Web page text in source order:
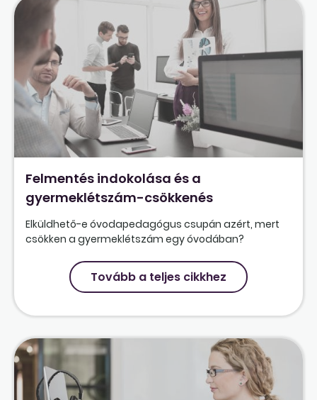
Felmentés indokolása és a
gyermeklétszám-csökkenés
Elküldhető-e óvodapedagógus csupán azért, mert
csökken a gyermeklétszám egy óvodában?
Tovább a teljes cikkhez